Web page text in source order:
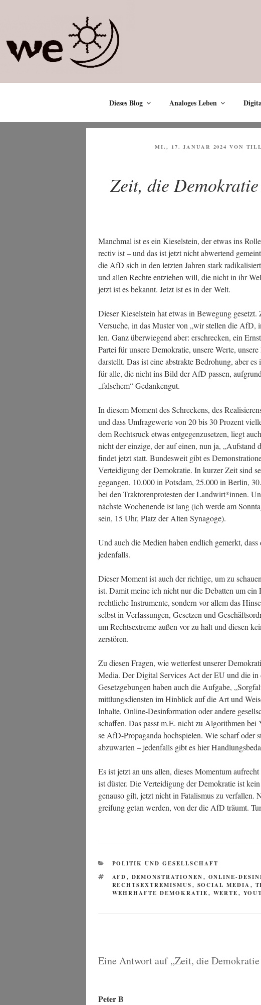
Dieses Blog Analoges Leben
VERÖFFENTLICHT
MI., 17. JANUAR 2024 VON
Zeit, die
Manch­mal ist es ein Kie­sel­stein, der etwas ins
rec­tiv ist – und das ist jetzt nicht abwer­tend
die AfD sich in den letz­ten Jah­ren stark
und allen Rech­te ent­zie­hen will, die nicht in ihr
jetzt ist es bekannt. Jetzt ist es in der Welt.
Die­ser Kie­sel­stein hat etwas in Bewe­gung
Ver­su­che, in das Mus­ter von „wir stel­len die AfD,
len. Ganz über­wie­gend aber: erschre­cken, ein
Par­tei für unse­re Demo­kra­tie, unse­re Wer­te,
dar­stellt. Das ist eine abs­trak­te Bedro­hung, aber
für alle, die nicht ins Bild der AfD pas­sen,
„fal­schem“ Gedankengut.
In die­sem Moment des Schre­ckens, des
und dass Umfra­ge­wer­te von 20 bis 30 Pro­zent
dem Rechts­ruck etwas ent­ge­gen­zu­set­zen, liegt
nicht der ein­zi­ge, der auf einen, nun ja, „Auf­stand
fin­det jetzt statt. Bun­des­weit gibt es
Ver­tei­di­gung der Demo­kra­tie. In kur­zer Zeit sind
gegan­gen, 10.000 in Pots­dam, 25.000 in Ber­lin,
bei den Trak­to­ren­pro­tes­ten der Landwirt*innen.
nächs­te Wochen­en­de ist lang (ich wer­de am
sein, 15 Uhr, Platz der Alten Synagoge).
Und auch die Medi­en haben end­lich gemerkt,
jedenfalls.
Die­ser Moment ist auch der rich­ti­ge, um zu
ist. Damit mei­ne ich nicht nur die Debat­ten um ein
recht­li­che Instru­men­te, son­dern vor allem das
selbst in Ver­fas­sun­gen, Geset­zen und
um Rechts­extre­me außen vor zu halt und die­sen
zerstören.
Zu die­sen Fra­gen, wie wet­ter­fest unse­rer
Media. Der Digi­tal Ser­vices Act der EU und die in
Gesetz­ge­bun­gen haben auch die Auf­ga­be,
mitt­lungs­diens­ten im Hin­blick auf die Art und
Inhal­te, Online-Des­in­for­ma­ti­on oder ande­re
schaf­fen. Das passt m.E. nicht zu Algo­rith­men
se AfD-Pro­pa­gan­da hoch­spie­len. Wie scharf oder
abzu­war­ten – jeden­falls gibt es hier
Es ist jetzt an uns allen, die­ses Momen­tum
ist düs­ter. Die Ver­tei­di­gung der Demo­kra­tie ist
genau­so gilt, jetzt nicht in Fata­lis­mus zu ver­fal­len.
grei­fung getan wer­den, von der die AfD träumt.
KATEGORIEN
POLITIK UND GESELLSCHAFT
SCHLAGWÖRTER
AFD, DEMONSTRATIONEN, ONLINE-
RECHTSEXTREMISMUS, SOCIAL MEDIA,
WEHRHAFTE DEMOKRATIE, WERTE,
Eine Antwort auf „Zeit, die
Peter B